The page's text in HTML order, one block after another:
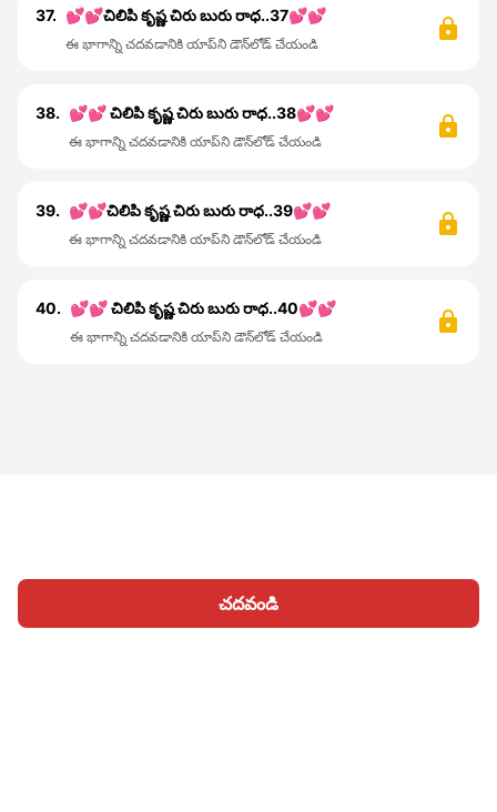
చదవండి
37. 💕💕చిలిపి కృష్ణ చిరు బురు రాధ..37💕💕
ఈ భాగాన్ని చదవడానికి యాప్‌ని డౌన్‌లోడ్ చేయండి
38. 💕💕 చిలిపి కృష్ణ చిరు బురు రాధ..38💕💕
ఈ భాగాన్ని చదవడానికి యాప్‌ని డౌన్‌లోడ్ చేయండి
39. 💕💕చిలిపి కృష్ణ చిరు బురు రాధ..39💕💕
ఈ భాగాన్ని చదవడానికి యాప్‌ని డౌన్‌లోడ్ చేయండి
40. 💕💕 చిలిపి కృష్ణ చిరు బురు రాధ..40💕💕
ఈ భాగాన్ని చదవడానికి యాప్‌ని డౌన్‌లోడ్ చేయండి
హోమ్ విభాగాలు రాయండి వ్యాసాలు సైన్ ఇన్